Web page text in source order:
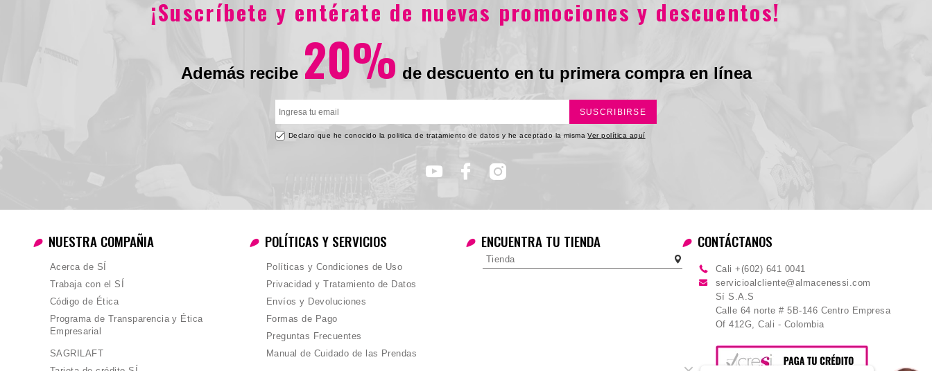
$39.900 $21.900 $21.900
¡Suscríbete y entérate de nuevas promociones y descuentos!
Además recibe 20% de descuento en tu primera compra en línea
SUSCRIBIRSE
Declaro que he conocido la politica de tratamiento de datos y he aceptado la misma Ver política aquí
NUESTRA COMPAÑIA
Acerca de SÍ
Trabaja con el SÍ
Código de Ética
Programa de Transparencia y Ética
Empresarial
SAGRILAFT
POLÍTICAS Y SERVICIOS
Políticas y Condiciones de Uso
Privacidad y Tratamiento de Datos
Envíos y Devoluciones
Formas de Pago
Preguntas Frecuentes
Manual de Cuidado de las Prendas
ENCUENTRA TU TIENDA
Tienda
CONTÁCTANOS
Cali +(602) 641 0041
servicioalcliente@almacenessi.com
Sí S.A.S
Calle 64 norte # 5B-146 Centro Empresa
Of 412G, Cali - Colombia